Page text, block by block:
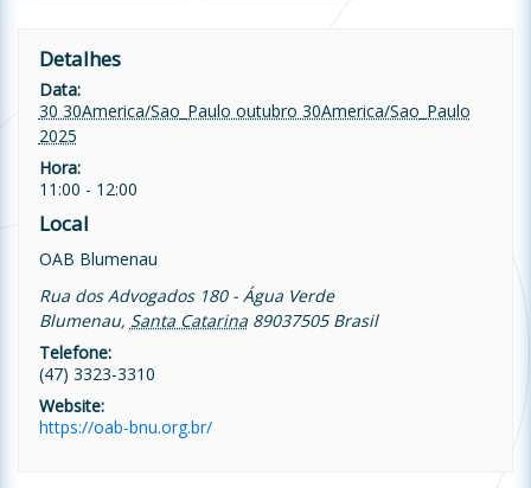
Detalhes
Data:
30 30America/Sao_Paulo outubro 30America/Sao_Paulo
2025
Hora:
11:00 - 12:00
Local
OAB Blumenau
Rua dos Advogados 180 - Água Verde
Blumenau, Santa Catarina 89037505 Brasil
Telefone:
(47) 3323-3310
Website:
https://oab-bnu.org.br/